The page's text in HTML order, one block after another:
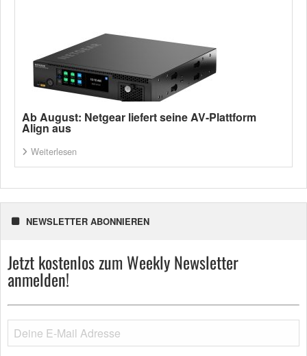
Ab August: Netgear liefert seine AV-Plattform
Align aus
Weiterlesen
NEWSLETTER ABONNIEREN
Jetzt kostenlos zum Weekly Newsletter
anmelden!